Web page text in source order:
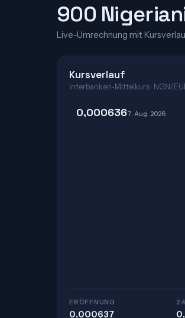
900
Live-Umrechnung mit
Kursverlauf
Interbanken-Mittelkurs · NGN/
0,0006367. Aug. 2026
ERÖFFNUNG
0,000637